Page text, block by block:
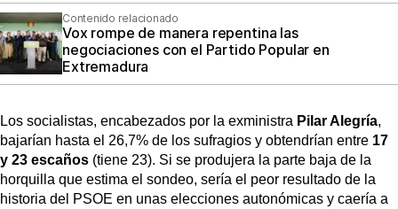
Contenido relacionado
Vox rompe de manera repentina las
negociaciones con el Partido Popular en
Extremadura
Los socialistas, encabezados por la exministra Pilar Alegría,
bajarían hasta el 26,7% de los sufragios y obtendrían entre 17
y 23 escaños (tiene 23). Si se produjera la parte baja de la
horquilla que estima el sondeo, sería el peor resultado de la
historia del PSOE en unas elecciones autonómicas y caería a